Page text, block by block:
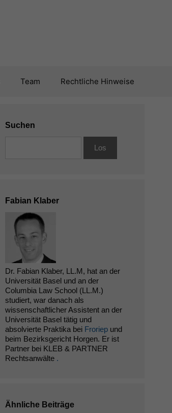
Team Rechtliche Hinweise
Suchen
Fabian Klaber
Dr. Fabian Klaber, LL.M, hat an der
Universität Basel und an der
Columbia Law School (LL.M.)
studiert, war danach als
wissenschaftlicher Assistent an der
Universität Basel tätig und
absolvierte Praktika bei Froriepund
beim Bezirksgericht Horgen. Er ist
Partner bei KLEB & PARTNER
Rechtsanwälte .
Ähnliche Beiträge